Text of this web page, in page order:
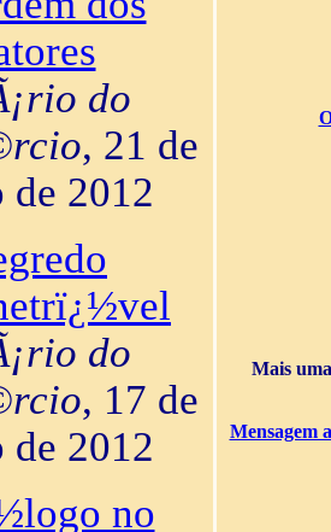
do
, 21 de
de 2012
do
, 17 de
de 2012
no
Mais
Mensagem